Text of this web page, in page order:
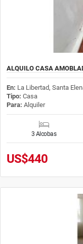
ALQUILO CASA
En: La Libertad, Santa
Tipo: Casa
Para: Alquiler
3 Alcobas
US$440